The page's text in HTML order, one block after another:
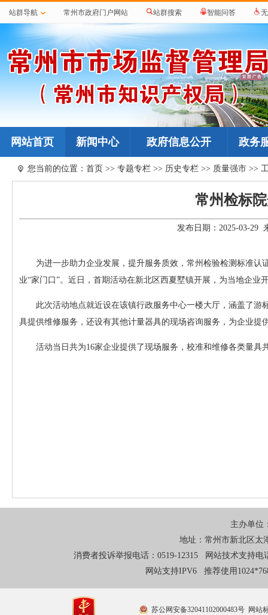
站群导航 常州市政府门户网站 站群搜索 智能问答
网站首页 新闻中心 政府信息公开 政务
您当前的位置： 首页 >> 专题专栏 >> 历史专栏 >> 质量强市 >>
常州检标
发布日期：2025-03-29
为进一步助力企业发展，提升服务质效，常州检验检测标准
业“家门口”。近日，首期活动在新北区西夏墅镇开展，为当地企业
此次活动地点就近设在该镇行政服务中心一楼大厅，涵盖了
具提供维修服务，还设有其他计量器具的现场咨询服务，为企业提
活动当日共为16家企业提供了现场服务，校准和维修各类量具
主办单位
地址：常州市新北区
消费者投诉举报电话：0519-12315 网站技术支持电
网站支持IPV6 推荐使用
苏公网安备32041102000483号 网站